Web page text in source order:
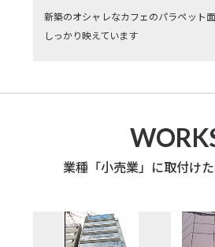
新築のオシャレなカフェのパラペット
しっかり映えています
業種「小売業」に取付け